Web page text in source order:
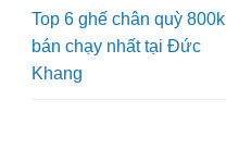
Top 6 ghế chân quỳ 800k
bán chạy nhất tại Đức
Khang